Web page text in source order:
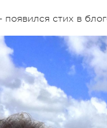
появился стих в